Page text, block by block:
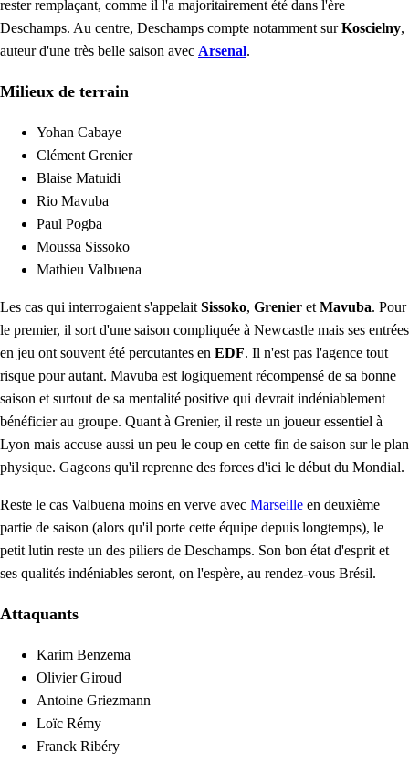
rester remplaçant, comme il l'a majoritairement été dans l'ère
Deschamps. Au centre, Deschamps compte notamment surKoscielny,
auteur d'une très belle saison avec Arsenal.
Milieux de terrain
Yohan Cabaye
Clément Grenier
Blaise Matuidi
Rio Mavuba
Paul Pogba
Moussa Sissoko
Mathieu Valbuena
Les cas qui interrogaient s'appelait Sissoko, Grenier et Mavuba. Pour
le premier, il sort d'une saison compliquée à Newcastle mais ses entrées
en jeu ont souvent été percutantes en EDF. Il n'est pas l'agence tout
risque pour autant. Mavuba est logiquement récompensé de sa bonne
saison et surtout de sa mentalité positive qui devrait indéniablement
bénéficier au groupe. Quant à Grenier, il reste un joueur essentiel à
Lyon mais accuse aussi un peu le coup en cette fin de saison sur le plan
physique. Gageons qu'il reprenne des forces d'ici le début du Mondial.
Reste le cas Valbuena moins en verve avec Marseille en deuxième
partie de saison (alors qu'il porte cette équipe depuis longtemps), le
petit lutin reste un des piliers de Deschamps. Son bon état d'esprit et
ses qualités indéniables seront, on l'espère, au rendez-vous Brésil.
Attaquants
Karim Benzema
Olivier Giroud
Antoine Griezmann
Loïc Rémy
Franck Ribéry